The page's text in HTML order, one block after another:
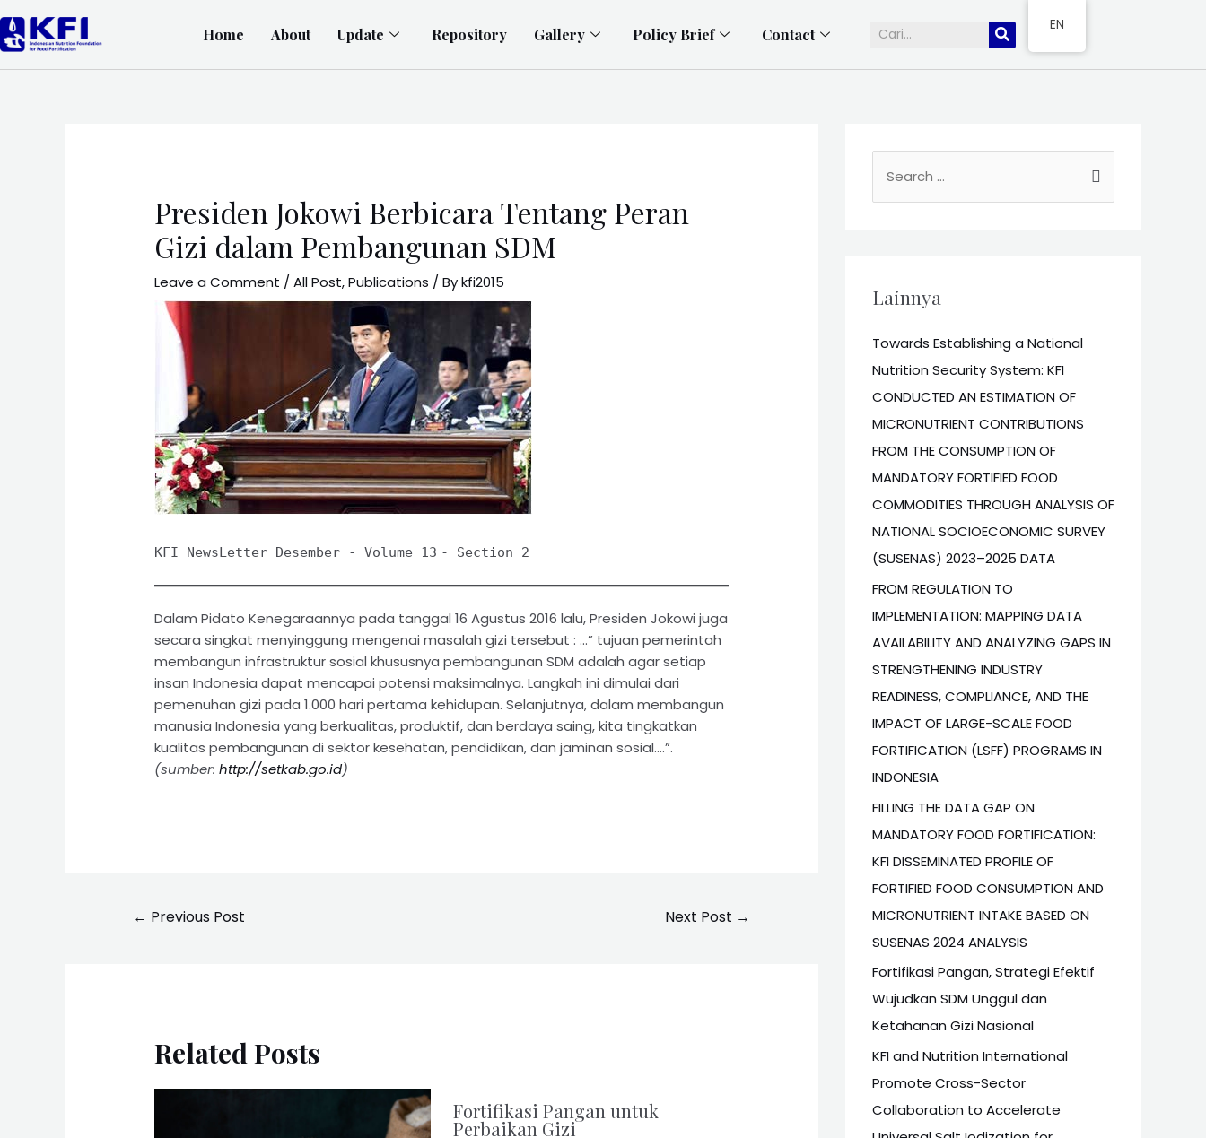
Home About Update Repository Gallery Policy Brief Contact
Presiden Jokowi Berbicara Tentang Peran
Gizi dalam Pembangunan SDM
Leave a Comment /All Post,Publications / Bykfi2015
KFI NewsLetter Desember - Volume 13 - Section 2
Dalam Pidato Kenegaraannya pada tanggal 16 Agustus 2016 lalu, Presiden Jokowi juga
secara singkat menyinggung mengenai masalah gizi tersebut : …” tujuan pemerintah
membangun infrastruktur sosial khususnya pembangunan SDM adalah agar setiap
insan Indonesia dapat mencapai potensi maksimalnya. Langkah ini dimulai dari
pemenuhan gizi pada 1.000 hari pertama kehidupan. Selanjutnya, dalam membangun
manusia Indonesia yang berkualitas, produktif, dan berdaya saing, kita tingkatkan
kualitas pembangunan di sektor kesehatan, pendidikan, dan jaminan sosial….”.
(sumber:http://setkab.go.id)
← Previous Post Next Post →
Related Posts
Fortifikasi Pangan untuk
Perbaikan Gizi
Lainnya
Towards Establishing a National
Nutrition Security System: KFI
CONDUCTED AN ESTIMATION OF
MICRONUTRIENT CONTRIBUTIONS
FROM THE CONSUMPTION OF
MANDATORY FORTIFIED FOOD
COMMODITIES THROUGH ANALYSIS OF
NATIONAL SOCIOECONOMIC SURVEY
(SUSENAS) 2023–2025 DATA
FROM REGULATION TO
IMPLEMENTATION: MAPPING DATA
AVAILABILITY AND ANALYZING GAPS IN
STRENGTHENING INDUSTRY
READINESS, COMPLIANCE, AND THE
IMPACT OF LARGE-SCALE FOOD
FORTIFICATION (LSFF) PROGRAMS IN
INDONESIA
FILLING THE DATA GAP ON
MANDATORY FOOD FORTIFICATION:
KFI DISSEMINATED PROFILE OF
FORTIFIED FOOD CONSUMPTION AND
MICRONUTRIENT INTAKE BASED ON
SUSENAS 2024 ANALYSIS
Fortifikasi Pangan, Strategi Efektif
Wujudkan SDM Unggul dan
Ketahanan Gizi Nasional
KFI and Nutrition International
Promote Cross-Sector
Collaboration to Accelerate
EN